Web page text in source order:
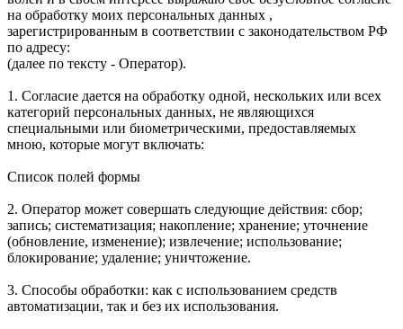
на обработку моих персональных данных ,
зарегистрированным в соответствии с законодательством РФ
по адресу:
(далее по тексту - Оператор).
1. Согласие дается на обработку одной, нескольких или всех
категорий персональных данных, не являющихся
специальными или биометрическими, предоставляемых
мною, которые могут включать:
Список полей формы
2. Оператор может совершать следующие действия: сбор;
запись; систематизация; накопление; хранение; уточнение
(обновление, изменение); извлечение; использование;
блокирование; удаление; уничтожение.
3. Способы обработки: как с использованием средств
автоматизации, так и без их использования.